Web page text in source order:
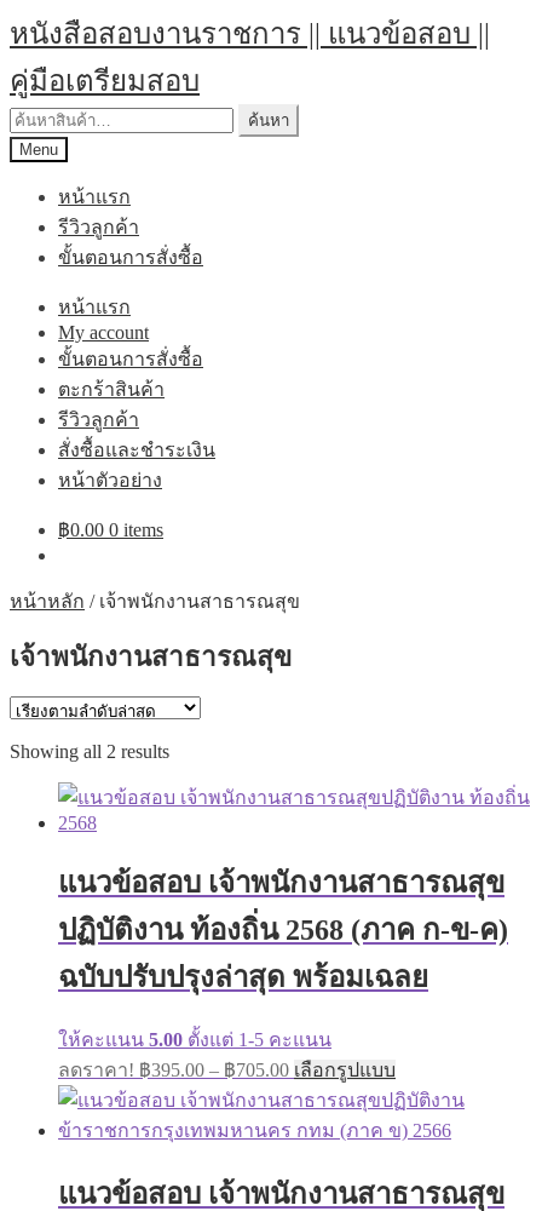
Skip
to
navigation
Skip
to
content
หนังสือสอบงานราชการ || แนวข้อสอบ ||
คู่มือเตรียมสอบ
ค้นหา:
ค้นหา
Menu
หน้าแรก
รีวิวลูกค้า
ขั้นตอนการสั่งซื้อ
หน้าแรก
My account
ขั้นตอนการสั่งซื้อ
ตะกร้าสินค้า
รีวิวลูกค้า
สั่งซื้อและชำระเงิน
หน้าตัวอย่าง
฿0.00 0 items
หน้าหลัก / เจ้าพนักงานสาธารณสุข
เจ้าพนักงานสาธารณสุข
Showing all 2 resultsSorted
latest
แนวข้อสอบ เจ้าพนักงานสาธารณสุข
ปฏิบัติงาน ท้องถิ่น 2568 (ภาค ก-ข-ค)
ฉบับปรับปรุงล่าสุด พร้อมเฉลย
ให้คะแนน 5.00 ตั้งแต่ 1-5 คะแนน
ลดราคา! ฿395.00 – ฿705.00Price
range:
฿395.00
through
เลือกรูปแบบ
product
has
multiple
options
แนวข้อสอบ เจ้าพนักงานสาธารณสุข